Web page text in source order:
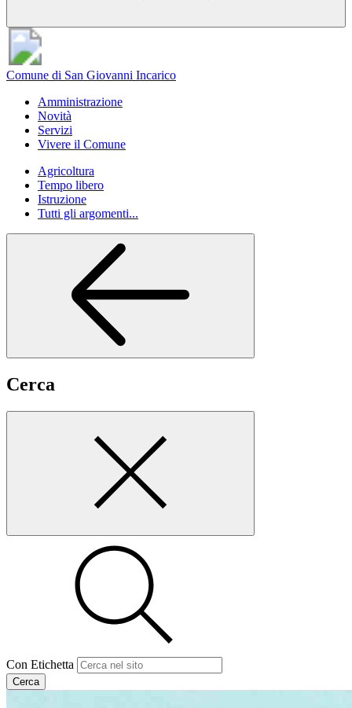
Comune di San Giovanni Incarico
Amministrazione
Novità
Servizi
Vivere il Comune
Agricoltura
Tempo libero
Istruzione
Tutti gli argomenti...
Cerca
Con Etichetta
Cerca